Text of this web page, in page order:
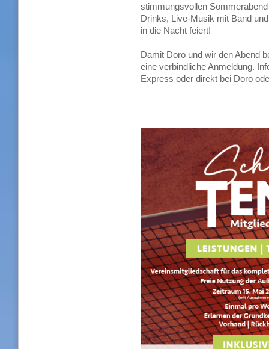
stimmungsvollen
Drinks, Live-Musik mit Band
in die Nacht feiert!
Damit Doro und wir den Abend
eine verbindliche Anmeldung.
Express oder direkt bei Doro